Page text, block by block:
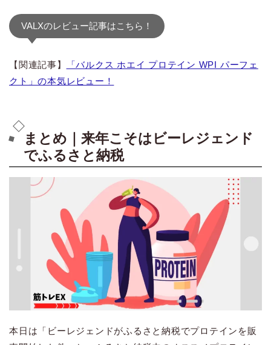
VALXのレビュー記事はこちら！
【関連記事】
「バルクス ホエイ プロテイン WPI パーフェ
クト」の本気レビュー！
まとめ｜来年こそはビーレジェンド
でふるさと納税
本日は「ビーレジェンドがふるさと納税でプロテインを販